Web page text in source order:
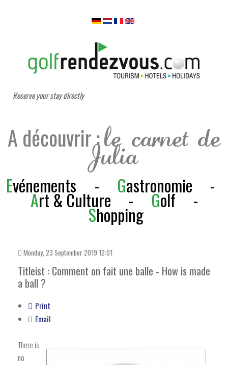
Reserve your stay directly
A découvrir : le carnet de
Julia
Evénements - Gastronomie -
Art & Culture -Golf-
Shopping
Monday, 23 September 2019 12:01
Titleist : Comment on fait une balle - How is made
a ball ?
Print
Email
There is
no